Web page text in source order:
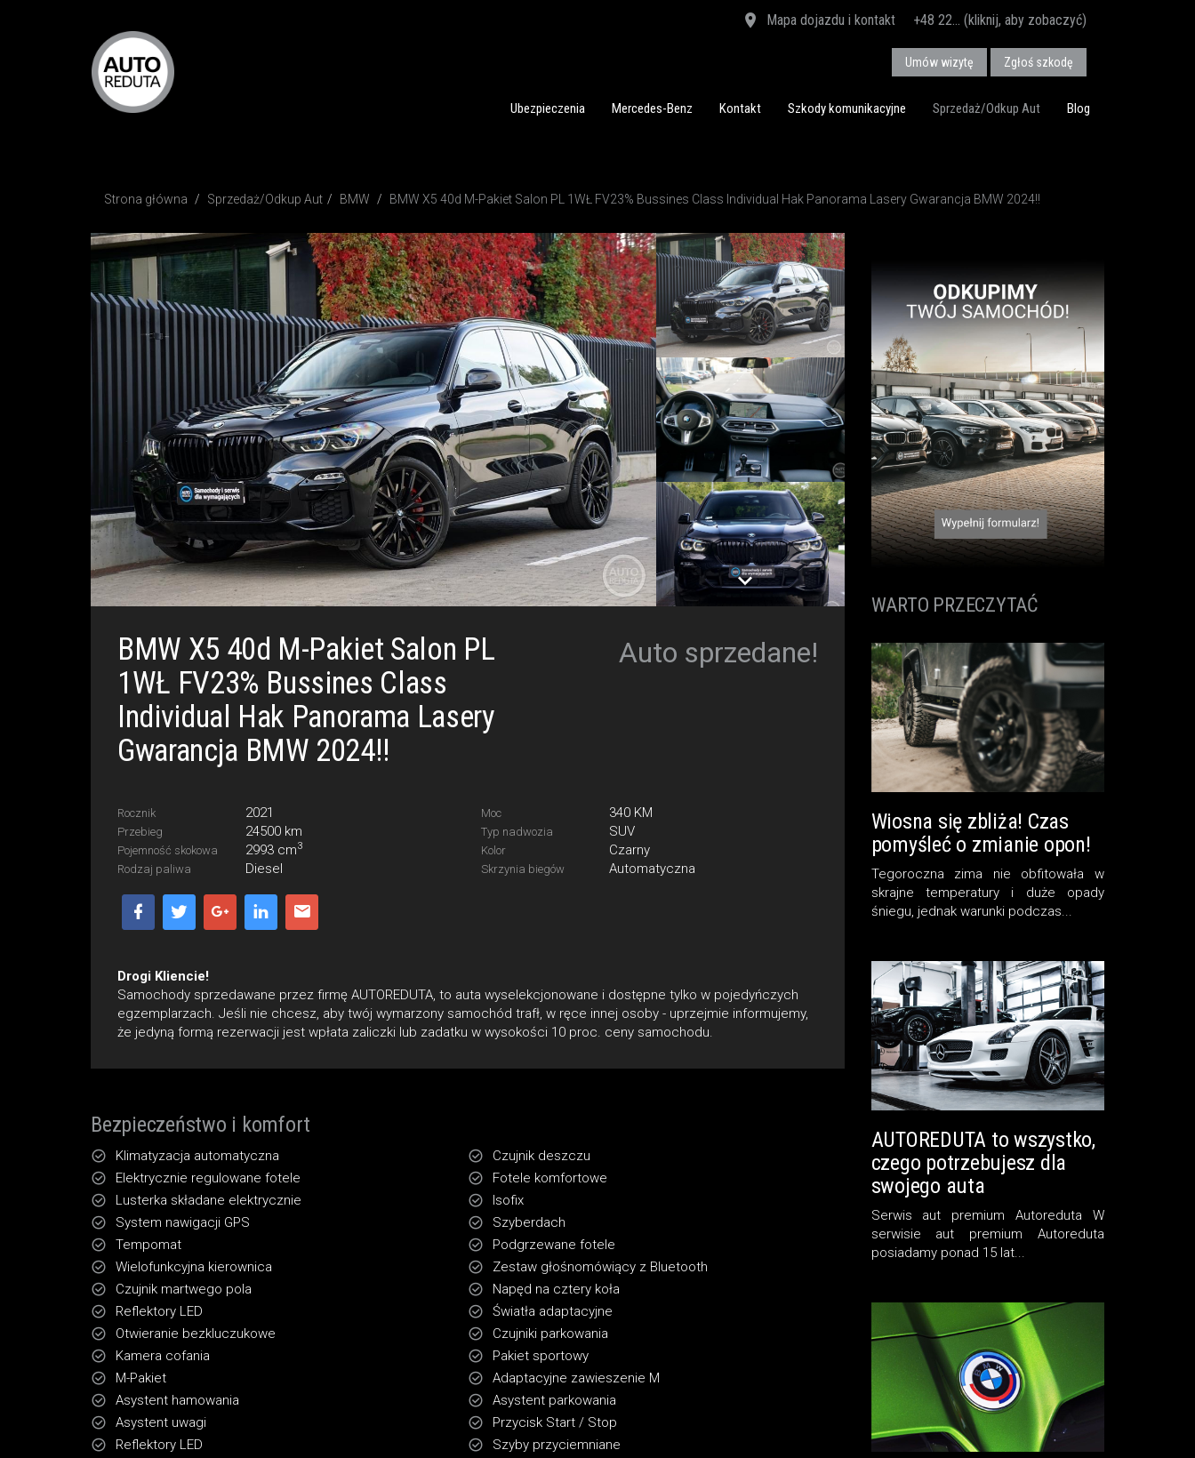
Mapa dojazdu i kontakt +48 22... (kliknij, aby zobaczyć)
Umów wizytę Zgłoś szkodę
Ubezpieczenia Mercedes-Benz Kontakt Szkody komunikacyjne Sprzedaż/Odkup Aut Blog
Strona główna Sprzedaż/Odkup Aut BMW BMW X5 40d M-Pakiet Salon PL 1WŁ FV23% Bussines Class Individual Hak Panorama Lasery Gwarancja BMW 2024!!
BMW X5 40d M-Pakiet Salon PL
1WŁ FV23% Bussines Class
Individual Hak Panorama Lasery
Gwarancja BMW 2024!!
Auto sprzedane!
Rocznik 2021
Przebieg 24500 km
Pojemność skokowa 2993 cm3
Rodzaj paliwa Diesel
Moc 340 KM
Typ nadwozia SUV
Kolor Czarny
Skrzynia biegów Automatyczna
Drogi Kliencie!
Samochody sprzedawane przez firmę AUTOREDUTA, to auta wyselekcjonowane i dostępne tylko w pojedyńczych
egzemplarzach. Jeśli nie chcesz, aby twój wymarzony samochód trafł‚ w ręce innej osoby - uprzejmie informujemy,
że jedyną formą rezerwacji jest wpłata zaliczki lub zadatku w wysokości 10 proc. ceny samochodu.
Bezpieczeństwo i komfort
Klimatyzacja automatyczna
Czujnik deszczu
Elektrycznie regulowane fotele
Fotele komfortowe
Lusterka składane elektrycznie
Isofix
System nawigacji GPS
Szyberdach
Tempomat
Podgrzewane fotele
Wielofunkcyjna kierownica
Zestaw głośnomówiący z Bluetooth
Czujnik martwego pola
Napęd na cztery koła
Reflektory LED
Światła adaptacyjne
Otwieranie bezkluczukowe
Czujniki parkowania
Kamera cofania
Pakiet sportowy
M-Pakiet
Adaptacyjne zawieszenie M
Asystent hamowania
Asystent parkowania
Asystent uwagi
Przycisk Start / Stop
Reflektory LED
Szyby przyciemniane
WARTO PRZECZYTAĆ
Wiosna się zbliża! Czas
pomyśleć o zmianie opon!
Tegoroczna zima nie obfitowała w
skrajne temperatury i duże opady
śniegu, jednak warunki podczas...
AUTOREDUTA to wszystko,
czego potrzebujesz dla
swojego auta
Serwis aut premium Autoreduta W
serwisie aut premium Autoreduta
posiadamy ponad 15 lat...